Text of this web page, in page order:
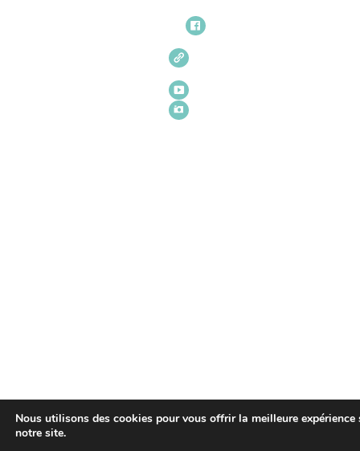
Nous utilisons des cookies pour vous offrir la meilleure expérience
notre site.